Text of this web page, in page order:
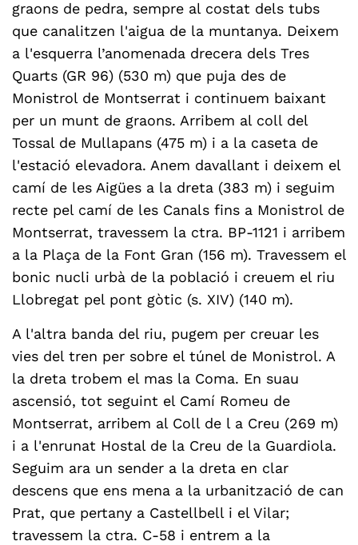
graons de pedra, sempre al costat dels tubs
que canalitzen l'aigua de la muntanya. Deixem
a l'esquerra l’anomenada drecera dels Tres
Quarts (GR 96) (530 m) que puja des de
Monistrol de Montserrat i continuem baixant
per un munt de graons. Arribem al coll del
Tossal de Mullapans (475 m) i a la caseta de
l'estació elevadora. Anem davallant i deixem el
camí de les Aigües a la dreta (383 m) i seguim
recte pel camí de les Canals fins a Monistrol de
Montserrat, travessem la ctra. BP-1121 i arribem
a la Plaça de la Font Gran (156 m). Travessem el
bonic nucli urbà de la població i creuem el riu
Llobregat pel pont gòtic (s. XIV) (140 m).
A l'altra banda del riu, pugem per creuar les
vies del tren per sobre el túnel de Monistrol. A
la dreta trobem el mas la Coma. En suau
ascensió, tot seguint el Camí Romeu de
Montserrat, arribem al Coll de l a Creu (269 m)
i a l'enrunat Hostal de la Creu de la Guardiola.
Seguim ara un sender a la dreta en clar
descens que ens mena a la urbanització de can
Prat, que pertany a Castellbell i el Vilar;
travessem la ctra. C-58 i entrem a la